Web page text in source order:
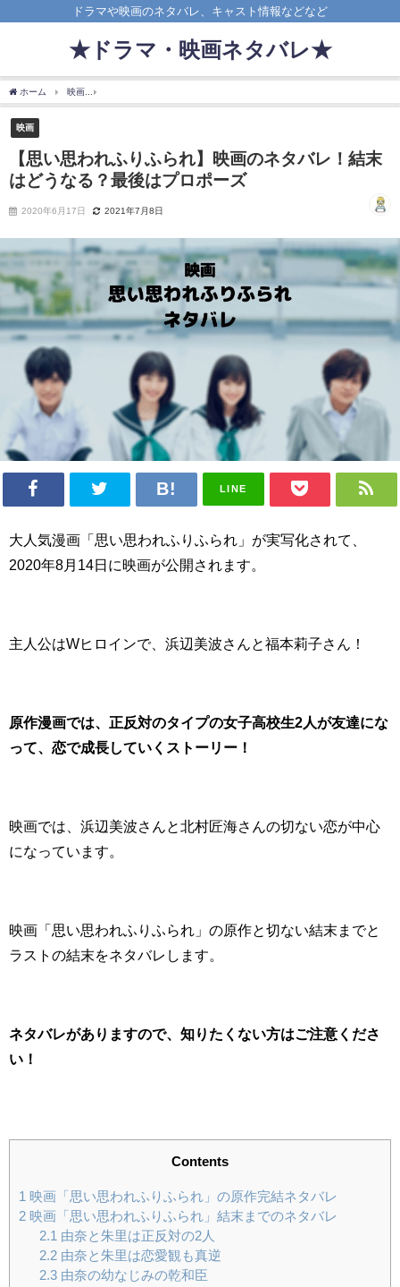
ドラマや映画のネタバレ、キャスト情報などなど
★ドラマ・映画ネタバレ★
ホーム 映画
映画
【思い思われふりふられ】映画のネタバレ！結末
はどうなる？最後はプロポーズ
2020年6月17日 2021年7月8日
LINE
大人気漫画「思い思われふりふられ」が実写化されて、
2020年8月14日に映画が公開されます。
主人公はWヒロインで、浜辺美波さんと福本莉子さん！
原作漫画では、正反対のタイプの女子高校生2人が友達にな
って、恋で成長していくストーリー！
映画では、浜辺美波さんと北村匠海さんの切ない恋が中心
になっています。
映画「思い思われふりふられ」の原作と切ない結末までと
ラストの結末をネタバレします。
ネタバレがありますので、知りたくない方はご注意くださ
い！
Contents
1
映画「思い思われふりふられ」の原作完結ネタバレ
2 映画「思い思われふりふられ」結末までのネタバレ
2.1 由奈と朱里は正反対の2人
2.2由奈と朱里は恋愛観も真逆
2.3由奈の幼なじみの乾和臣